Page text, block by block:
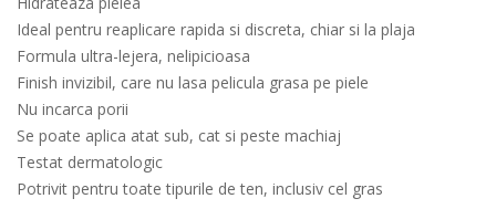
Ideal pentru reaplicare rapida si discreta, chiar si la plaja
Formula ultra-lejera, nelipicioasa
Finish invizibil, care nu lasa pelicula grasa pe piele
Nu incarca porii
Se poate aplica atat sub, cat si peste machiaj
Testat dermatologic
Potrivit pentru toate tipurile de ten, inclusiv cel gras